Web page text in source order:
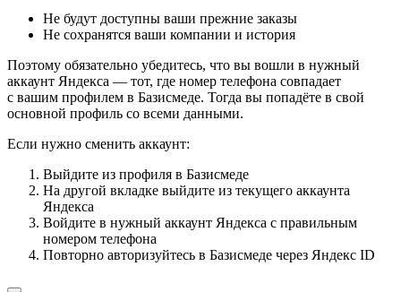
Не будут доступны ваши прежние заказы
Не сохранятся ваши компании и история
Поэтому обязательно убедитесь, что вы вошли в нужный
аккаунт Яндекса — тот, где номер телефона совпадает
с вашим профилем в Базисмеде. Тогда вы попадёте в свой
основной профиль со всеми данными.
Если нужно сменить аккаунт:
Выйдите из профиля в Базисмеде
На другой вкладке выйдите из текущего аккаунта
Яндекса
Войдите в нужный аккаунт Яндекса с правильным
номером телефона
Повторно авторизуйтесь в Базисмеде через Яндекс ID